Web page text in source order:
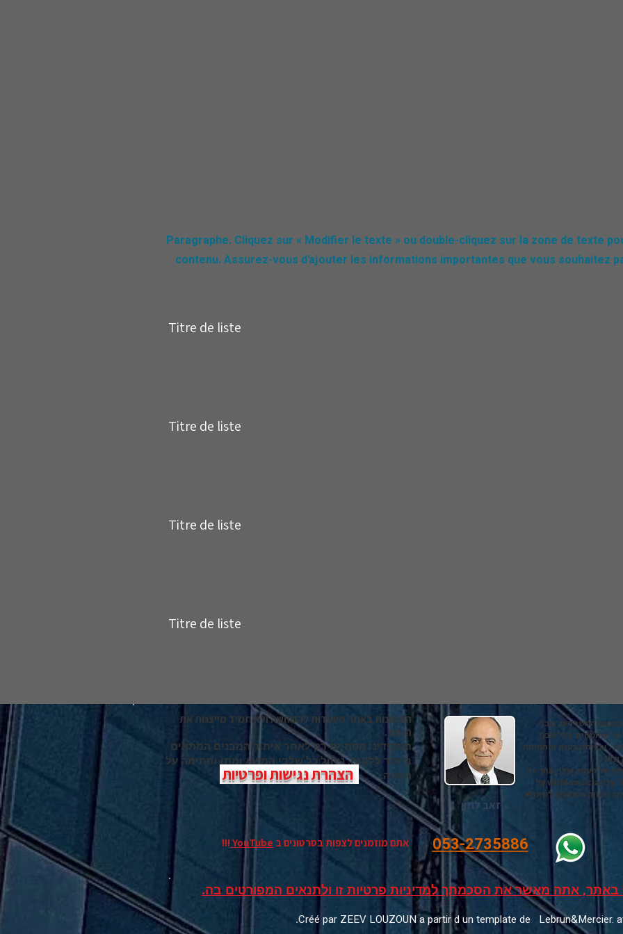
Paragraphe. Cliquez sur « Modifier le texte » ou double-cliquez sur la zone de texte
contenu. Assurez-vous d'ajouter les informations importantes que vous souhaitez
Titre de liste
Titre de liste
Titre de liste
Titre de liste
המשרדים, מבני
ומתמחים בכל מבני
. עם ותק בענף והתמחות
שלך.
של העסק שלך.אתר זה
משתשמש ב קוקיס של WIX GOOGLE ADS ושל windows clarity על
מהווה הסכמתך לשימוש
זאב לוזון
התמונות באתר מיועדות להמחשה ולא תמיד מייצגות את
הנכס .
תפקידינו מסתיים רק לאחר איתור המבנים המתאים
ביותר ללקוח, ניהול כל שלבי המשא ומתן וחתימה על
החוזה.
הצהרת נגישות ופרטיות
053-2735886 אתם מוזמנים לצפות בסרטוניםב YouTube
!!!
אתה מאשר את הסכמתך למדיניות פרטיות זו ולתנאים המפורטים בה.
.